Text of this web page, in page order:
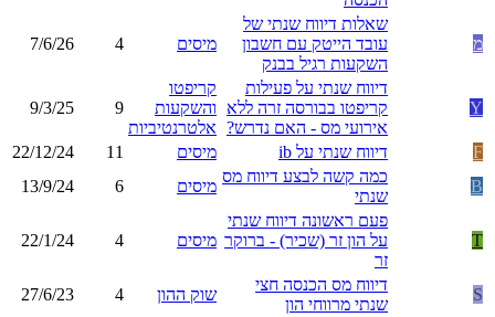
מ
שאלות דיווח שנתי של
עובד הייטק עם חשבון
השקעות רגיל בבנק
מיסים 4
7/6/26
Y
דיווח שנתי על פעילות
קריפטו בבורסה זרה ללא
אירועי מס - האם נדרש?
קריפטו
והשקעות
אלטרנטיביות
9
9/3/25
F דיווח שנתי על ib מיסים 11
22/12/24
B
כמה קשה לבצע דיווח מס
שנתי
מיסים 6
13/9/24
T
פעם ראשונה דיווח שנתי
על הון זר (שכיר) - ברוקר
זר
מיסים 4
22/1/24
S
דיווח מס הכנסה חצי
שנתי מרווחי הון
שוק ההון 4
27/6/23